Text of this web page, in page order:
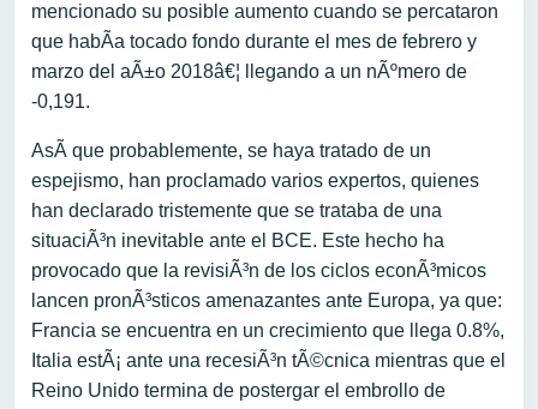
mencionado su posible aumento cuando se percataron
que habÃ­a tocado fondo durante el mes de febrero y
marzo del aÃ±o 2018â€¦ llegando a un nÃºmero de
-0,191.
AsÃ­ que probablemente, se haya tratado de un
espejismo, han proclamado varios expertos, quienes
han declarado tristemente que se trataba de una
situaciÃ³n inevitable ante el BCE. Este hecho ha
provocado que la revisiÃ³n de los ciclos econÃ³micos
lancen pronÃ³sticos amenazantes ante Europa, ya que:
Francia se encuentra en un crecimiento que llega 0.8%,
Italia estÃ¡ ante una recesiÃ³n tÃ©cnica mientras que el
Reino Unido termina de postergar el embrollo de